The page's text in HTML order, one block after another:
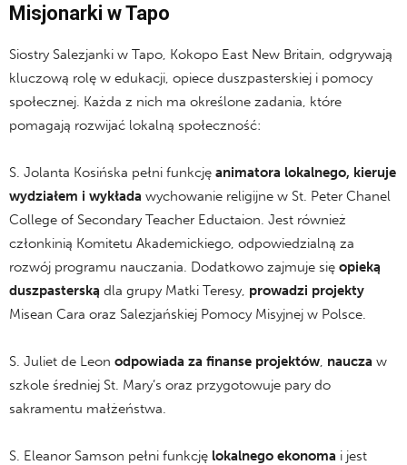
Misjonarki w Tapo
Siostry Salezjanki w Tapo, Kokopo East New Britain, odgrywają
kluczową rolę w edukacji, opiece duszpasterskiej i pomocy
społecznej. Każda z nich ma określone zadania, które
pomagają rozwijać lokalną społeczność:
S. Jolanta Kosińska pełni funkcję animatora lokalnego, kieruje
wydziałem i wykłada wychowanie religijne w St. Peter Chanel
College of Secondary Teacher Eductaion. Jest również
członkinią Komitetu Akademickiego, odpowiedzialną za
rozwój programu nauczania. Dodatkowo zajmuje się opieką
duszpasterską dla grupy Matki Teresy, prowadzi projekty
Misean Cara oraz Salezjańskiej Pomocy Misyjnej w Polsce.
S. Juliet de Leon odpowiada za finanse projektów, naucza w
szkole średniej St. Mary’s oraz przygotowuje pary do
sakramentu małżeństwa.
S. Eleanor Samson pełni funkcję lokalnego ekonoma i jest